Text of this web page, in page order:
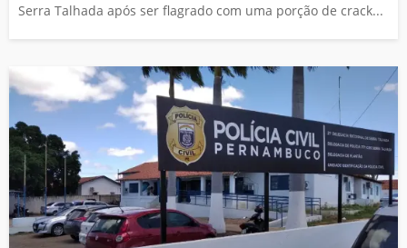
Serra Talhada após ser flagrado com uma porção de crack...